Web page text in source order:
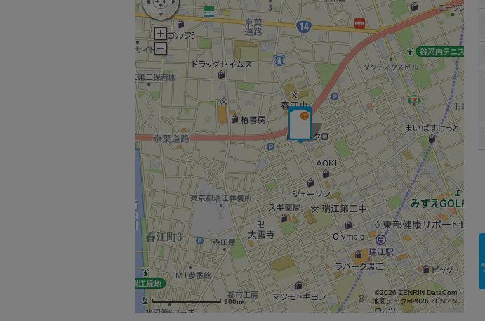
300m
©2026 ZENRIN DataCom
地図データ©2026 ZENRIN